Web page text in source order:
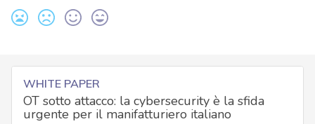
WHITE PAPER
OT sotto attacco: la cybersecurity è la sfida
urgente per il manifatturiero italiano